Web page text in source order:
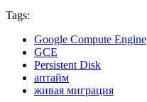
Tags:
Google Compute Engine
GCE
Persistent Disk
аптайм
живая миграция